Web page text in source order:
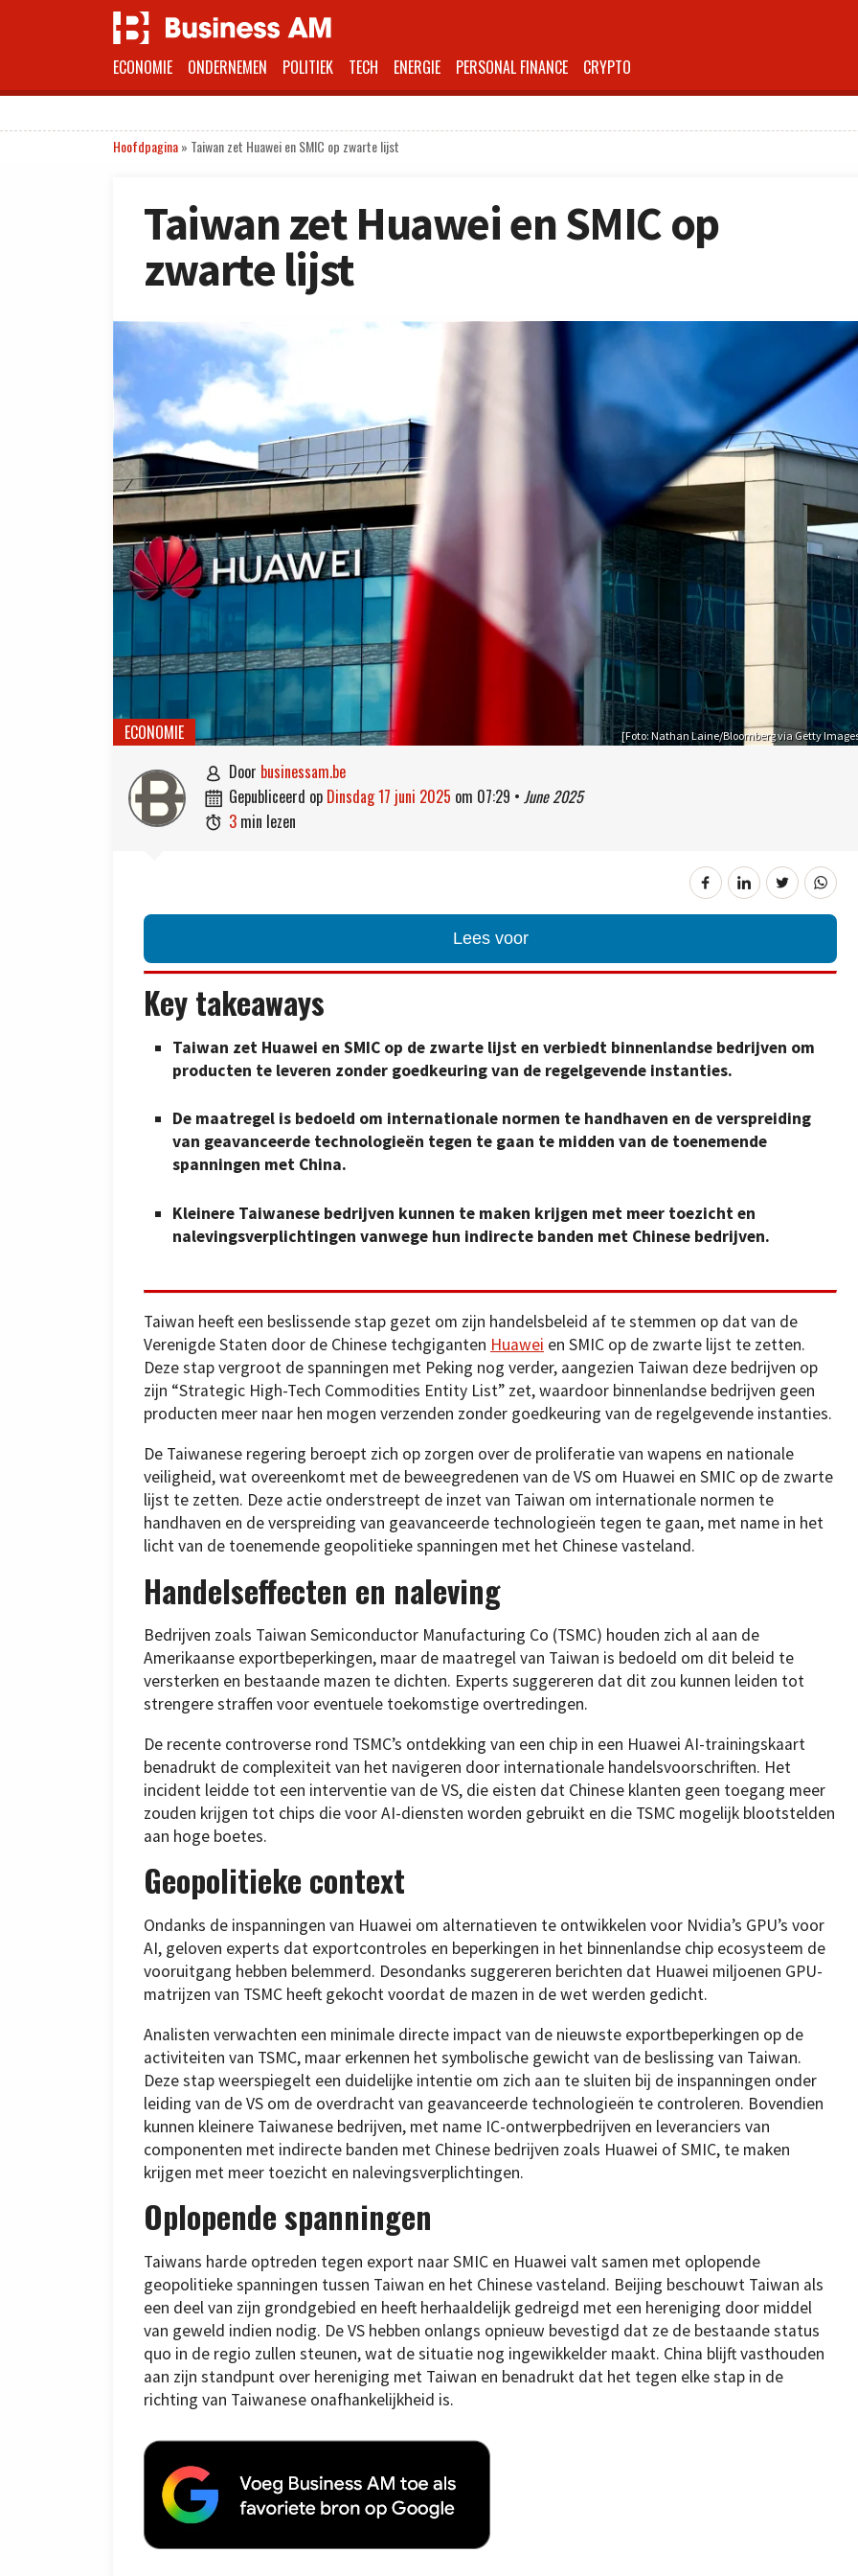
ECONOMIE ONDERNEMEN POLITIEK TECH ENERGIE PERSONAL FINANCE CRYPTO
Hoofdpagina» Taiwan zet Huawei en SMIC op zwarte lijst
Taiwan zet Huawei en SMIC op
zwarte lijst
[Foto: Nathan Laine/Bloomberg via Getty
ECONOMIE
 door businessam.be
 gepubliceerd op dinsdag 17 juni 2025 om 07:29 • June 2025
 3 min lezen
Lees voor
Key takeaways
Taiwan zet Huawei en SMIC op de zwarte lijst en verbiedt binnenlandse bedrijven om
producten te leveren zonder goedkeuring van de regelgevende instanties.
De maatregel is bedoeld om internationale normen te handhaven en de verspreiding
van geavanceerde technologieën tegen te gaan te midden van de toenemende
spanningen met China.
Kleinere Taiwanese bedrijven kunnen te maken krijgen met meer toezicht en
nalevingsverplichtingen vanwege hun indirecte banden met Chinese bedrijven.
Taiwan heeft een beslissende stap gezet om zijn handelsbeleid af te stemmen op dat van de
Verenigde Staten door de Chinese techgiganten Huawei en SMIC op de zwarte lijst te zetten.
Deze stap vergroot de spanningen met Peking nog verder, aangezien Taiwan deze bedrijven op
zijn “Strategic High-Tech Commodities Entity List” zet, waardoor binnenlandse bedrijven geen
producten meer naar hen mogen verzenden zonder goedkeuring van de regelgevende instanties.
De Taiwanese regering beroept zich op zorgen over de proliferatie van wapens en nationale
veiligheid, wat overeenkomt met de beweegredenen van de VS om Huawei en SMIC op de zwarte
lijst te zetten. Deze actie onderstreept de inzet van Taiwan om internationale normen te
handhaven en de verspreiding van geavanceerde technologieën tegen te gaan, met name in het
licht van de toenemende geopolitieke spanningen met het Chinese vasteland.
Handelseffecten en naleving
Bedrijven zoals Taiwan Semiconductor Manufacturing Co (TSMC) houden zich al aan de
Amerikaanse exportbeperkingen, maar de maatregel van Taiwan is bedoeld om dit beleid te
versterken en bestaande mazen te dichten. Experts suggereren dat dit zou kunnen leiden tot
strengere straffen voor eventuele toekomstige overtredingen.
De recente controverse rond TSMC’s ontdekking van een chip in een Huawei AI-trainingskaart
benadrukt de complexiteit van het navigeren door internationale handelsvoorschriften. Het
incident leidde tot een interventie van de VS, die eisten dat Chinese klanten geen toegang meer
zouden krijgen tot chips die voor AI-diensten worden gebruikt en die TSMC mogelijk blootstelden
aan hoge boetes.
Geopolitieke context
Ondanks de inspanningen van Huawei om alternatieven te ontwikkelen voor Nvidia’s GPU’s voor
AI, geloven experts dat exportcontroles en beperkingen in het binnenlandse chip ecosysteem de
vooruitgang hebben belemmerd. Desondanks suggereren berichten dat Huawei miljoenen GPU-
matrijzen van TSMC heeft gekocht voordat de mazen in de wet werden gedicht.
Analisten verwachten een minimale directe impact van de nieuwste exportbeperkingen op de
activiteiten van TSMC, maar erkennen het symbolische gewicht van de beslissing van Taiwan.
Deze stap weerspiegelt een duidelijke intentie om zich aan te sluiten bij de inspanningen onder
leiding van de VS om de overdracht van geavanceerde technologieën te controleren. Bovendien
kunnen kleinere Taiwanese bedrijven, met name IC-ontwerpbedrijven en leveranciers van
componenten met indirecte banden met Chinese bedrijven zoals Huawei of SMIC, te maken
krijgen met meer toezicht en nalevingsverplichtingen.
Oplopende spanningen
Taiwans harde optreden tegen export naar SMIC en Huawei valt samen met oplopende
geopolitieke spanningen tussen Taiwan en het Chinese vasteland. Beijing beschouwt Taiwan als
een deel van zijn grondgebied en heeft herhaaldelijk gedreigd met een hereniging door middel
van geweld indien nodig. De VS hebben onlangs opnieuw bevestigd dat ze de bestaande status
quo in de regio zullen steunen, wat de situatie nog ingewikkelder maakt. China blijft vasthouden
aan zijn standpunt over hereniging met Taiwan en benadrukt dat het tegen elke stap in de
richting van Taiwanese onafhankelijkheid is.